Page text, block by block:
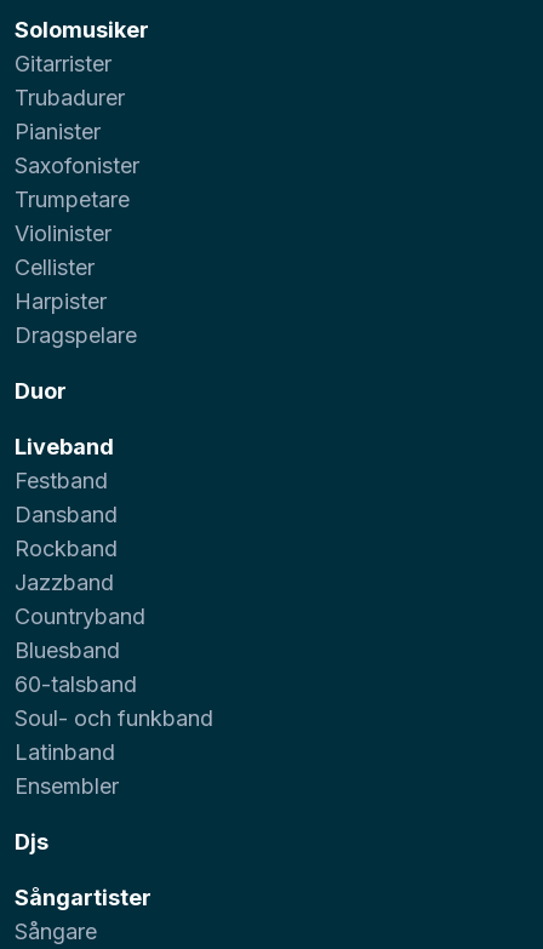
Solomusiker
Gitarrister
Trubadurer
Pianister
Saxofonister
Trumpetare
Violinister
Cellister
Harpister
Dragspelare
Duor
Liveband
Festband
Dansband
Rockband
Jazzband
Countryband
Bluesband
60-talsband
Soul- och funkband
Latinband
Ensembler
Djs
Sångartister
Sångare